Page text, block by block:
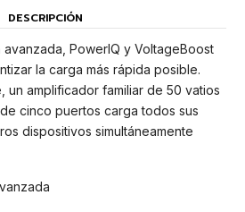
DESCRIPCIÓN
PowerIQ y VoltageBoost
la carga más rápida posible.
un amplificador familiar de 50 vatios
cinco puertos carga todos sus
dispositivos simultáneamente